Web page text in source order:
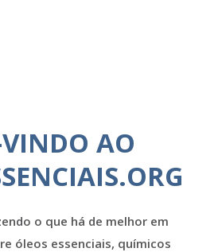
AO
o que há de melhor em
óleos essenciais, químicos